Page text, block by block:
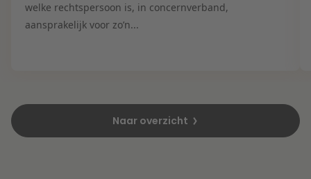
welke rechtspersoon is, in concernverband,
aansprakelijk voor zo’n...
Naar overzicht